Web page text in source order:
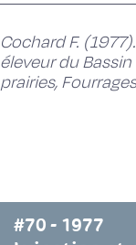
Cochard F.
éleveur du
prairies,
#70 - 1977